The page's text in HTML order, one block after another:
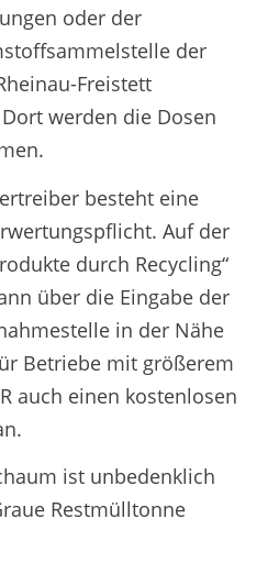
oder der
der
Freistett
werden die Dosen
besteht eine
Auf der
durch Recycling“
über die Eingabe der
in der Nähe
Betriebe mit größerem
auch einen kostenlosen
ist unbedenklich
Restmülltonne